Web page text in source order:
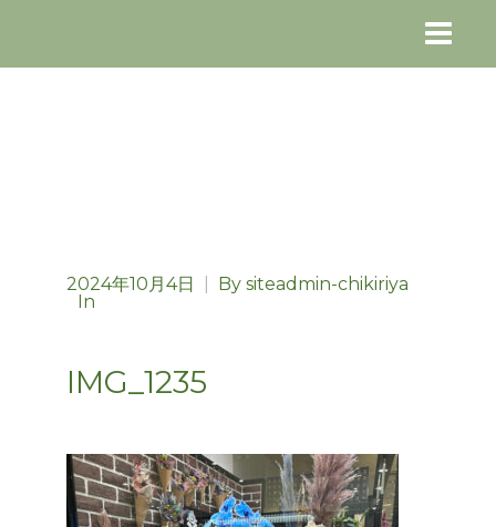
2024年10月4日 By siteadmin-chikiriya
In
IMG_1235